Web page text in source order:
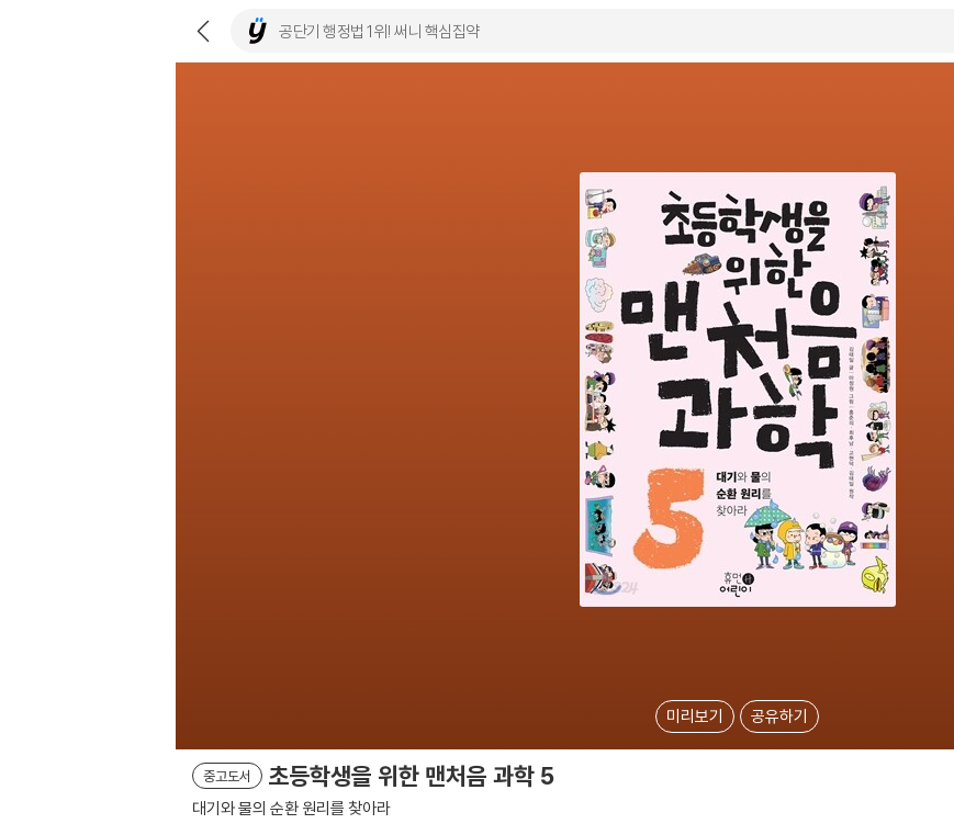
미리보기 공유하기
중고도서 초등학생을 위한 맨처음 과학 5
대기와 물의 순환 원리를 찾아라